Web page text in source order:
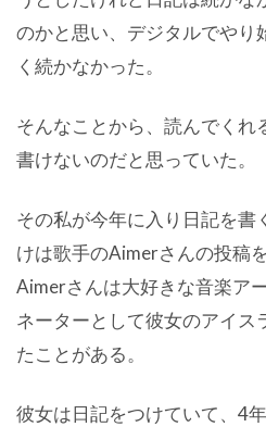
のかと思い、デジタルでやり
く続かなかった。
そんなことから、読んでくれ
書けないのだと思っていた。
その私が今年に入り日記を書
けは歌手のAimerさんの投稿
Aimerさんは大好きな音楽ア
ネーターとして彼女のアイス
たことがある。
彼女は日記をつけていて、4